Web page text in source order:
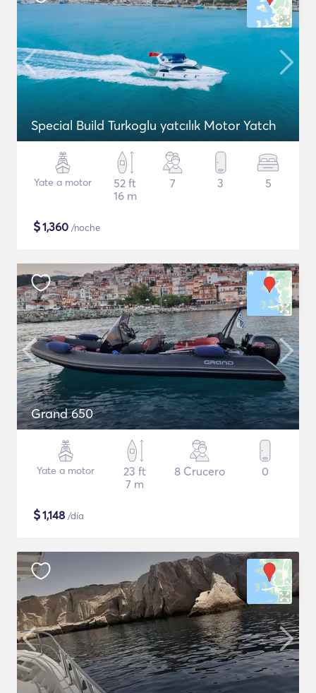
Special Build Turkoglu yatcılık Motor Yatch
Yate a motor
52 ft
16 m
7 3 5
$1,360 /noche
Grand 650
Yate a motor
23 ft
7 m
8 Crucero 0
$1,148 /día